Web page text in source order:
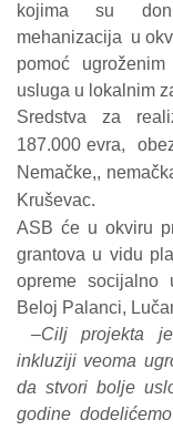
kojima su
mehanizacija u
pomoć
usluga u lokalnim
Sredstva za
187.000 evra,
Nemačke,,
Kruševac.
ASB će u okviru
grantova u vidu
opreme socijalno
Beloj Palanci,
–Cilj projekta
inkluziji veoma
da stvori bolje
godine